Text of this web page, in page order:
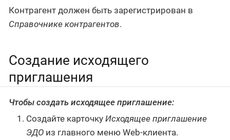
Контрагент должен быть зарегистрирован в
Справочнике контрагентов.
Создание исходящего
приглашения
Чтобы создать исходящее приглашение:
Создайте карточку Исходящее приглашение
ЭДО из главного меню Web-клиента.